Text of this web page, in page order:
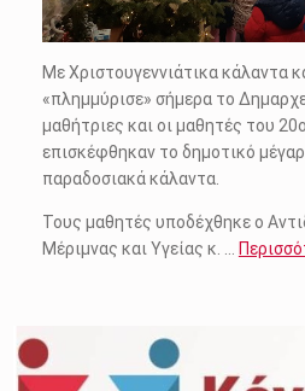
Με Χριστουγεννιάτικα κάλαντα
«πλημμύρισε» σήμερα το
μαθήτριες και οι μαθητές του
επισκέφθηκαν το δημοτικό
παραδοσιακά κάλαντα.
Τους μαθητές υποδέχθηκε ο
Μέριμνας και Υγείας κ. …